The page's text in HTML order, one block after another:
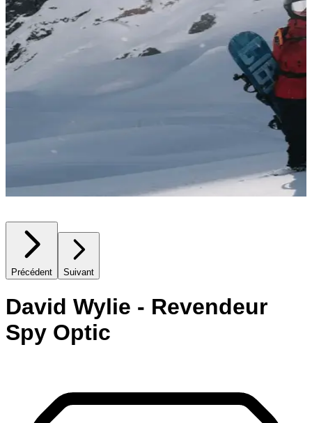
Précédent Suivant
David Wylie - Revendeur
Spy Optic